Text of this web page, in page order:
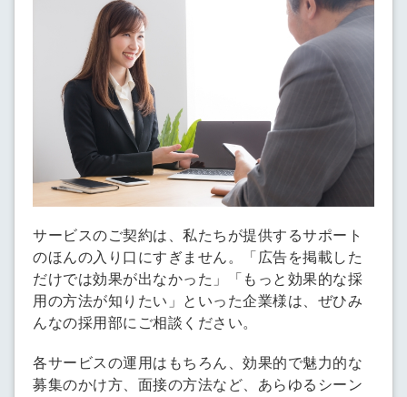
サービスのご契約は、私たちが提供するサポート
のほんの入り口にすぎません。「広告を掲載した
だけでは効果が出なかった」「もっと効果的な採
用の方法が知りたい」といった企業様は、ぜひみ
んなの採用部にご相談ください。
各サービスの運用はもちろん、効果的で魅力的な
募集のかけ方、面接の方法など、あらゆるシーン